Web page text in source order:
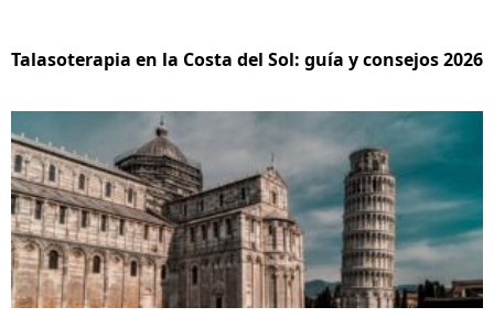
Talasoterapia en la Costa del Sol: guía y consejos 2026